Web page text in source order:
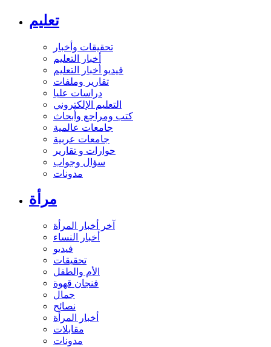
تعليم
تحقيقات وأخبار
أخبار التعليم
فيديو أخبار التعليم
تقارير وملفات
دراسات عليا
التعليم الإلكتروني
كتب ومراجع وأبحاث
جامعات عالمية
جامعات عربية
حوارات و تقارير
سؤال وجواب
مدونات
مرأة
آخر أخبار المرأة
أخبار النساء
فيديو
تحقيقات
الأم والطفل
فنجان قهوة
جمال
نصائح
أخبار المرأة
مقابلات
مدونات